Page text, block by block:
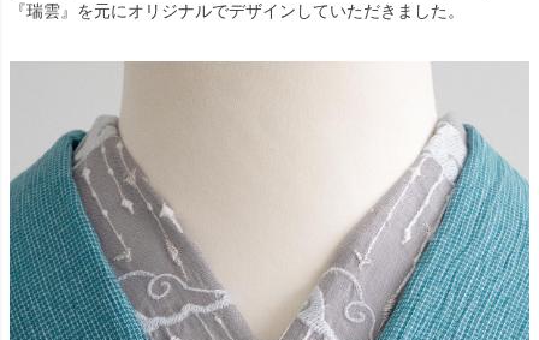
『瑞雲』を元にオリジナルでデザインしていただきました。